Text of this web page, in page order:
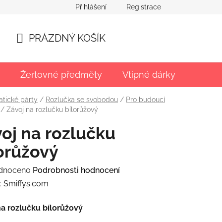
Přihlášení Registrace
KOŠÍK
PRÁZDNÝ KOŠÍK
Žertovné předměty Vtipné dárky
párty / Rozlučka se svobodou / Pro budoucí
/ Závoj na rozlučku bílorůžový
na rozlučku
Podrobnosti hodnocení
Smiffys.com
rozlučku bílorůžový